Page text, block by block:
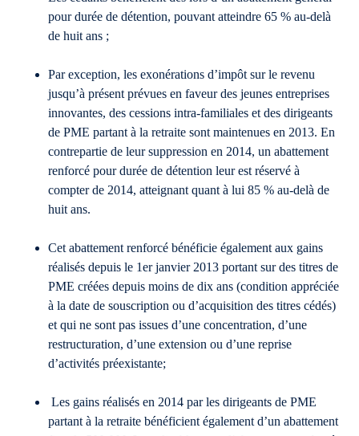
pour durée de détention, pouvant atteindre 65 % au-delà
de huit ans ;
Par exception, les exonérations d’impôt sur le revenu
jusqu’à présent prévues en faveur des jeunes entreprises
innovantes, des cessions intra-familiales et des dirigeants
de PME partant à la retraite sont maintenues en 2013. En
contrepartie de leur suppression en 2014, un abattement
renforcé pour durée de détention leur est réservé à
compter de 2014, atteignant quant à lui 85 % au-delà de
huit ans.
Cet abattement renforcé bénéficie également aux gains
réalisés depuis le 1er janvier 2013 portant sur des titres de
PME créées depuis moins de dix ans (condition appréciée
à la date de souscription ou d’acquisition des titres cédés)
et qui ne sont pas issues d’une concentration, d’une
restructuration, d’une extension ou d’une reprise
d’activités préexistante;
Les gains réalisés en 2014 par les dirigeants de PME
partant à la retraite bénéficient également d’un abattement